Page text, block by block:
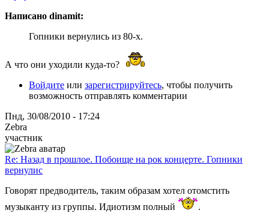
Написано dinamit:
Гопники вернулись из 80-х.
А что они уходили куда-то?
Войдите или зарегистрируйтесь, чтобы получить
возможность отправлять комментарии
Пнд, 30/08/2010 - 17:24
Zebra
участник
Re: Назад в прошлое. Побоище на рок концерте. Гопники
вернулис
Говорят предводитель, таким образам хотел отомстить
музыканту из группы. Идиотизм полный
.